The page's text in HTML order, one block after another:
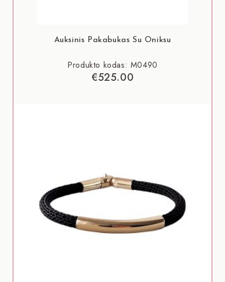
Auksinis Pakabukas Su Oniksu
Produkto kodas: M0490
€525.00